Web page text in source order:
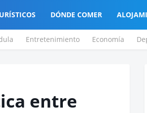
DÓNDE COMER
Entretenimiento Economía
entre